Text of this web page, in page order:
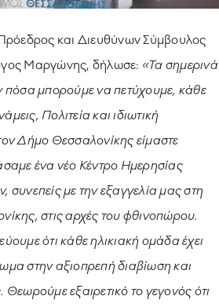
και Διευθύνων Σύμβουλος
Μαργώνης, δήλωσε: «Τα σημερινά
πόσα μπορούμε να πετύχουμε, κάθε
Πολιτεία και ιδιωτική
Δήμο Θεσσαλονίκης είμαστε
ένα νέο Κέντρο Ημερησίας
συνεπείς με την εξαγγελία μας στη
στις αρχές του φθινοπώρου.
ότι κάθε ηλικιακή ομάδα έχει
στην αξιοπρεπή διαβίωση και
εξαιρετικό το γεγονός ότι